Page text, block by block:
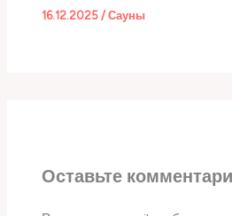
16.12.2025/Сауны
Оставьте